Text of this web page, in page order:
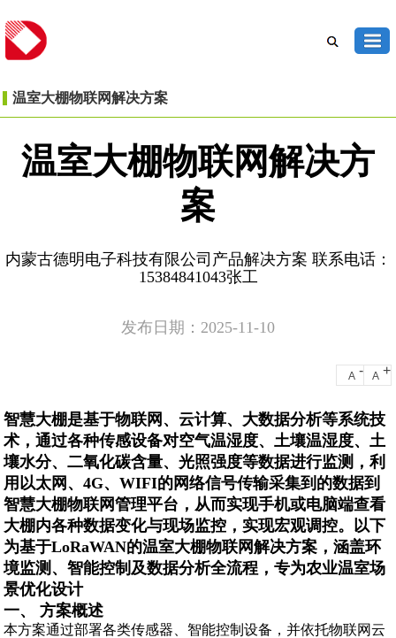
温室大棚物联网解决方案
温室大棚物联网解决方
案
内蒙古德明电子科技有限公司产品解决方案 联系电话：
15384841043张工
发布日期：2025-11-10
A - A +
智慧大棚是基于物联网、云计算、大数据分析等系统技
术，通过各种传感设备对空气温湿度、土壤温湿度、土
壤水分、二氧化碳含量、光照强度等数据进行监测，利
用以太网、4G、WIFI的网络信号传输采集到的数据到
智慧大棚物联网管理平台，从而实现手机或电脑端查看
大棚内各种数据变化与现场监控，实现宏观调控。以下
为基于LoRaWAN的温室大棚物联网解决方案，涵盖环
境监测、智能控制及数据分析全流程，专为农业温室场
景优化设计
一、 方案概述
本方案通过部署各类传感器、智能控制设备，并依托物联网云